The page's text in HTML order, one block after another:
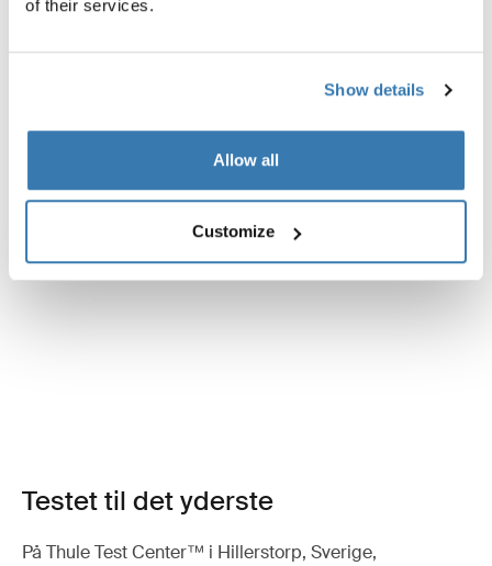
of their services.
Show details
Allow all
Customize
Testet til det yderste
På Thule Test Center™ i Hillerstorp, Sverige,